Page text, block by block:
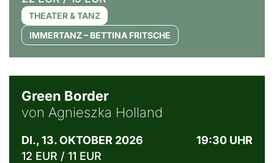
THEATER & TANZ
IMMERTANZ – BETTINA FRITSCHE
Green Border
von Agnieszka Holland
DI., 13. OKTOBER 2026
19:30 UHR
12 EUR / 11 EUR